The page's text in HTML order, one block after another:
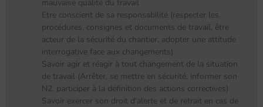
mauvaise qualité du travail
Etre conscient de sa responsabilité (respecter les
procédures, consignes et documents de travail, être
acteur de la sécurité du chantier, adopter une attitude
interrogative face aux changements)
Savoir agir et réagir à tout changement de la situation
de travail (Arrêter, se mettre en sécurité, informer son
N2, participer à la définition des actions correctives)
Savoir exercer son droit d'alerte et de retrait en cas de